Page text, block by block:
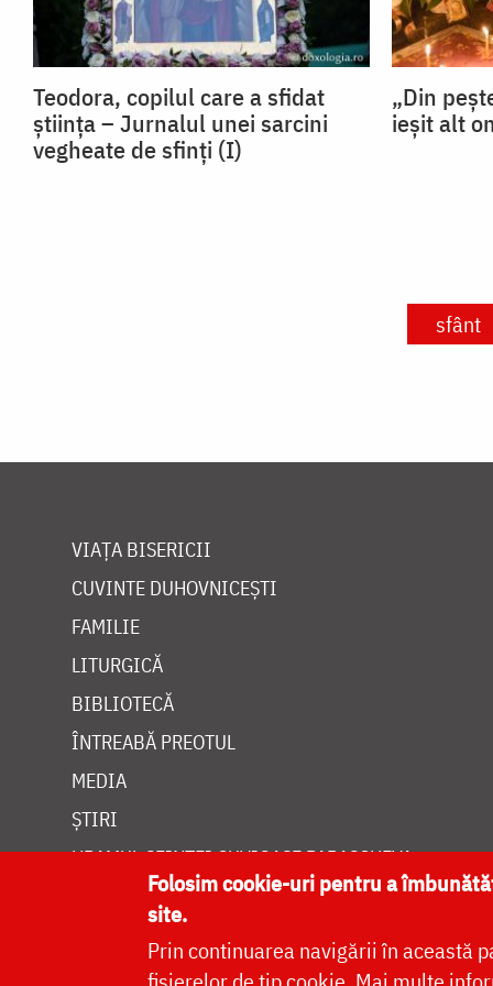
Teodora, copilul care a sfidat
știința – Jurnalul unei sarcini
vegheate de sfinți (I)
„Din
ieșit alt
sfânt
VIAȚA BISERICII
CUVINTE DUHOVNICEȘTI
FAMILIE
LITURGICĂ
BIBLIOTECĂ
ÎNTREABĂ PREOTUL
MEDIA
ȘTIRI
HRAMUL SFINTEI CUVIOASE PARASCHEVA
Folosim cookie-uri pentru a
site.
Prin continuarea navigării în această